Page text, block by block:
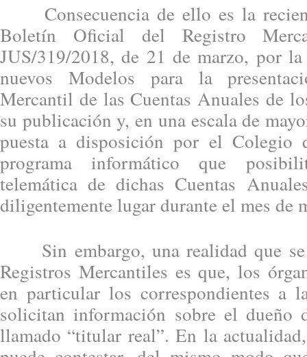
Consecuencia de ello es la
Boletín Oficial del Registro
JUS/319/2018, de 21 de marzo, por
nuevos Modelos para la
Mercantil de las Cuentas Anuales de
su publicación y, en una escala de
puesta a disposición por el Colegio
programa informático que
telemática de dichas Cuentas
diligentemente lugar durante el mes de
Sin embargo, una realidad que
Registros Mercantiles es que, los
en particular los correspondientes a
solicitan información sobre el dueño
llamado “titular real”. En la